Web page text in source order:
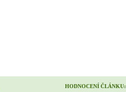
HODNOCENÍ ČLÁNKU: